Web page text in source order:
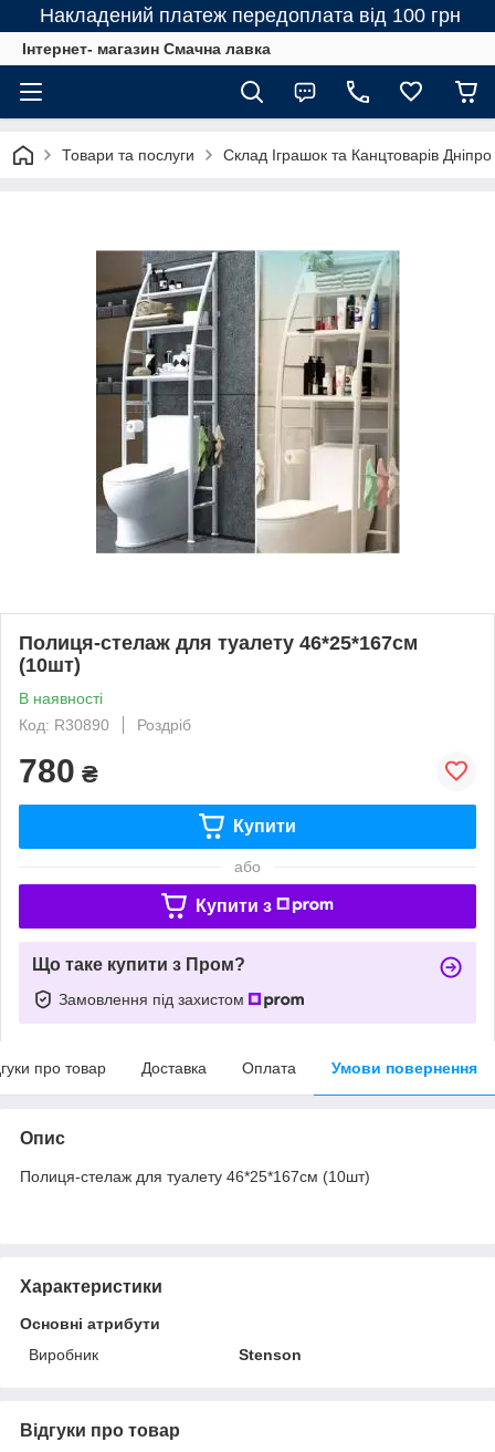
Накладений платеж передоплата від 100 грн
Інтернет- магазин Смачна лавка
Товари та послуги Склад Іграшок та Канцтоварів Дніпро
Полиця-стелаж для туалету 46*25*167см
(10шт)
В наявності
Код: R30890
Роздріб
780 ₴
Купити
або
Купити з
Що таке купити з Пром?
Замовлення під захистом
про товар Доставка Оплата Умови повернення
Опис
Полиця-стелаж для туалету 46*25*167см (10шт)
Характеристики
Основні атрибути
Виробник
Stenson
Відгуки про товар